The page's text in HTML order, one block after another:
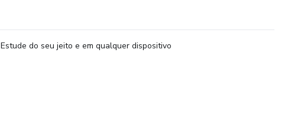
Estude do seu jeito e em qualquer dispositivo